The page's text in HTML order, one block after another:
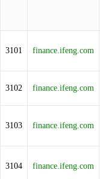
3101 finance.ifeng.com
3102 finance.ifeng.com
3103 finance.ifeng.com
3104 finance.ifeng.com